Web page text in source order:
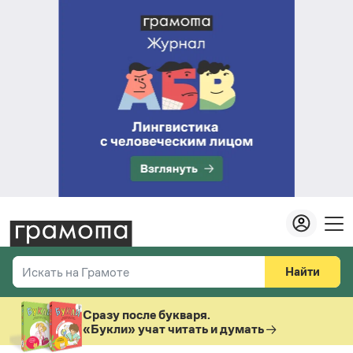
Искать на Грамоте
Справочная служба
Найти
Везде